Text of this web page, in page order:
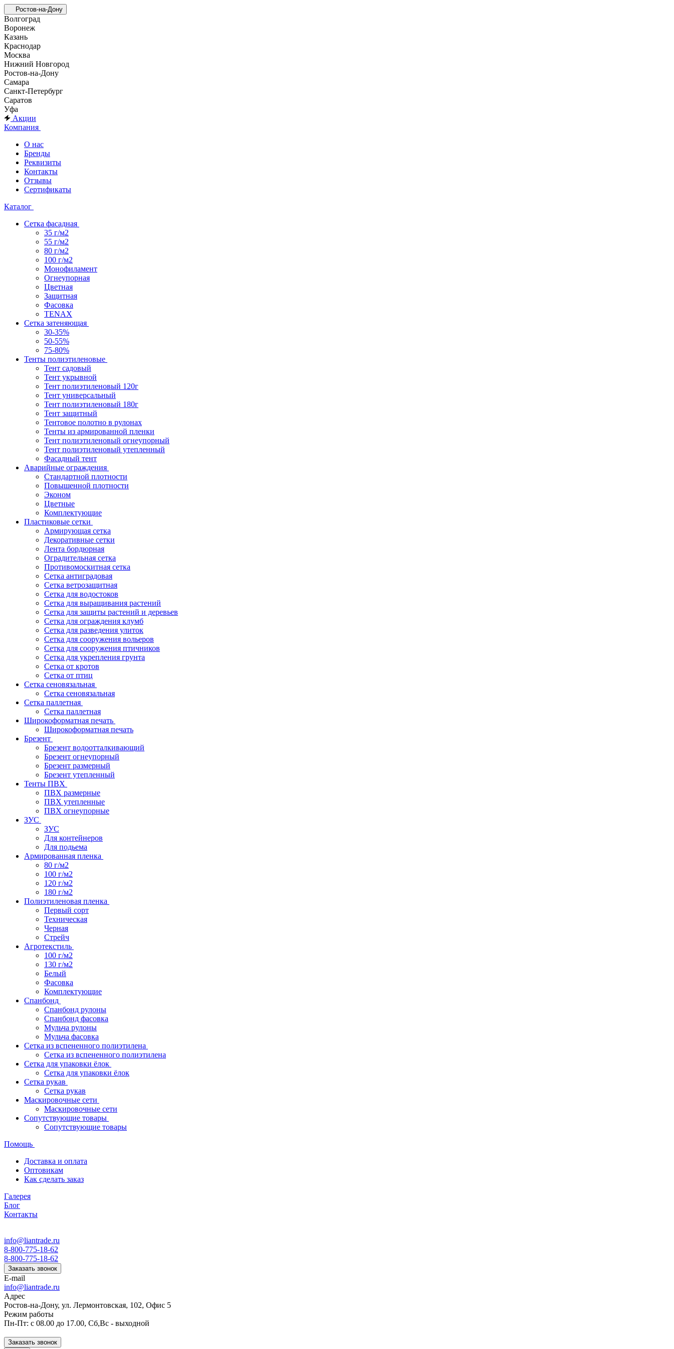
Ростов-на-Дону
Волгоград
Воронеж
Казань
Краснодар
Москва
Нижний Новгород
Ростов-на-Дону
Самара
Санкт-Петербург
Саратов
Уфа
Акции
Компания
О нас
Бренды
Реквизиты
Контакты
Отзывы
Сертификаты
Каталог
Сетка фасадная
35 г/м2
55 г/м2
80 г/м2
100 г/м2
Монофиламент
Огнеупорная
Цветная
Защитная
Фасовка
TENAX
Сетка затеняющая
30-35%
50-55%
75-80%
Тенты полиэтиленовые
Тент садовый
Тент укрывной
Тент полиэтиленовый 120г
Тент универсальный
Тент полиэтиленовый 180г
Тент защитный
Тентовое полотно в рулонах
Тенты из армированной пленки
Тент полиэтиленовый огнеупорный
Тент полиэтиленовый утепленный
Фасадный тент
Аварийные ограждения
Стандартной плотности
Повышенной плотности
Эконом
Цветные
Комплектующие
Пластиковые сетки
Армирующая сетка
Декоративные сетки
Лента бордюрная
Оградительная сетка
Противомоскитная сетка
Сетка антиградовая
Сетка ветрозащитная
Сетка для водостоков
Сетка для выращивания растений
Сетка для защиты растений и деревьев
Сетка для ограждения клумб
Сетка для разведения улиток
Сетка для сооружения вольеров
Сетка для сооружения птичников
Сетка для укрепления грунта
Сетка от кротов
Сетка от птиц
Сетка сеновязальная
Сетка сеновязальная
Сетка паллетная
Сетка паллетная
Широкоформатная печать
Широкоформатная печать
Брезент
Брезент водоотталкивающий
Брезент огнеупорный
Брезент размерный
Брезент утепленный
Тенты ПВХ
ПВХ размерные
ПВХ утепленные
ПВХ огнеупорные
ЗУС
ЗУС
Для контейнеров
Для подьема
Армированная пленка
80 г/м2
100 г/м2
120 г/м2
180 г/м2
Полиэтиленовая пленка
Первый сорт
Техническая
Черная
Стрейч
Агротекстиль
100 г/м2
130 г/м2
Белый
Фасовка
Комплектующие
Спанбонд
Спанбонд рулоны
Спанбонд фасовка
Мульча рулоны
Мульча фасовка
Сетка из вспененного полиэтилена
Сетка из вспененного полиэтилена
Сетка для упаковки ёлок
Сетка для упаковки ёлок
Сетка рукав
Сетка рукав
Маскировочные сети
Маскировочные сети
Сопутствующие товары
Сопутствующие товары
Помощь
Доставка и оплата
Оптовикам
Как сделать заказ
Галерея
Блог
Контакты
info@liantrade.ru
8-800-775-18-62
8-800-775-18-62
Заказать звонок
E-mail
info@liantrade.ru
Адрес
Ростов-на-Дону, ул. Лермонтовская, 102, Офис 5
Режим работы
Пн-Пт: c 08.00 до 17.00, Cб,Вс - выходной
Заказать звонок